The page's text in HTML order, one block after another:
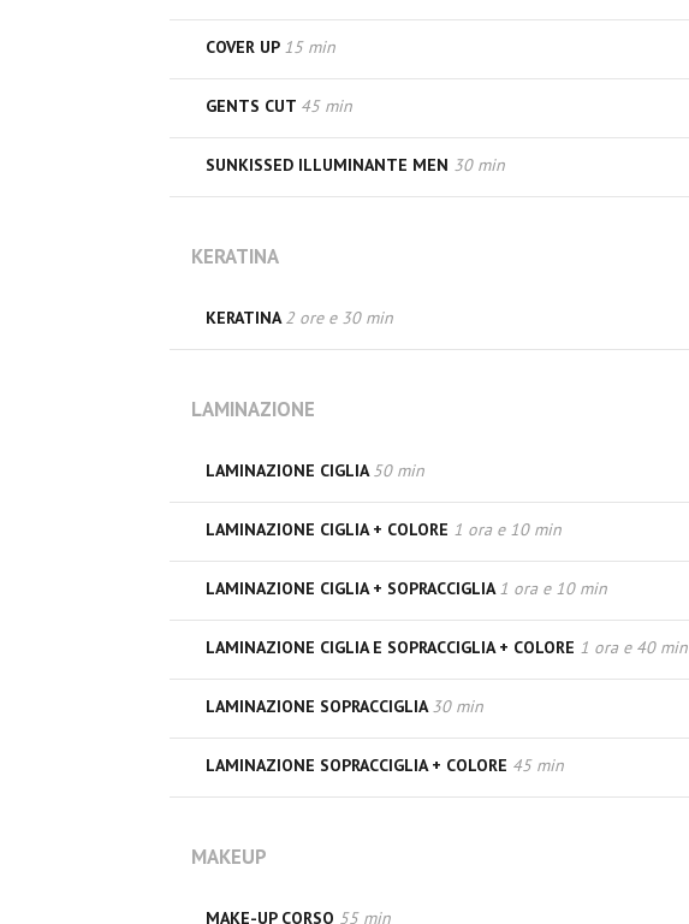
COVER UP 15 min
GENTS CUT 45 min
SUNKISSED ILLUMINANTE MEN 30 min
KERATINA
KERATINA2 ore e 30 min
LAMINAZIONE
LAMINAZIONE CIGLIA50 min
LAMINAZIONE CIGLIA + COLORE 1 ora e 10 min
LAMINAZIONE CIGLIA + SOPRACCIGLIA1 ora e 10 min
LAMINAZIONE CIGLIA E SOPRACCIGLIA + COLORE 1 ora e 40 min
LAMINAZIONE SOPRACCIGLIA30 min
LAMINAZIONE SOPRACCIGLIA + COLORE 45 min
MAKEUP
MAKE-UP CORSO 55 min